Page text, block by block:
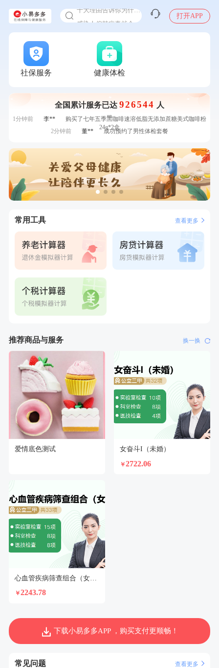
甲状腺癌怎么筛查
打开APP
社保服务 健康体检
全国累计服务已达 926544 人
7分钟前 林**
购买了小熊电烤箱 DKX-F10M6
7分钟前
购买了美的体重秤 MO-CW5 白色
成功预约了男性婚前体检基础套餐
刚刚
成功预约了男性婚前体检基础套餐
购买了汤臣倍健多维男士多种维生素矿物质片1.5g*60片*2
瓶
1分钟前 李**
购买了七年五季黑咖啡速溶低脂无添加蔗糖美式咖啡粉
24g*2盒
2分钟前 董**
成功预约了男性体检套餐
4分钟前
购买了油米有福B款
4分钟前
何**
购买了姚朵朵-1000g粗粮生活礼盒
6分钟前
江**
成功预约了女性VIP体检套餐
6分钟前
成功预约了坐班族体检套餐（男）
7分钟前
购买了美的体重秤 MO-CW5 白色
刚刚
成功预约了男性婚前体检基础套餐
常用工具 查看更多
推荐商品与服务 换一换
爱情底色测试 女奋斗I（未婚）
￥2722.06
心血管疾病筛查组合（女）N2
￥2243.78
下载小易多多APP ，购买支付更顺畅！
常见问题 查看更多